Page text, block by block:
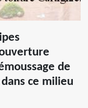
de
ce milieu